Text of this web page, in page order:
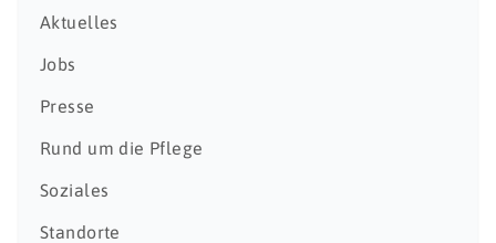
Aktuelles
Jobs
Presse
Rund um die Pflege
Soziales
Standorte